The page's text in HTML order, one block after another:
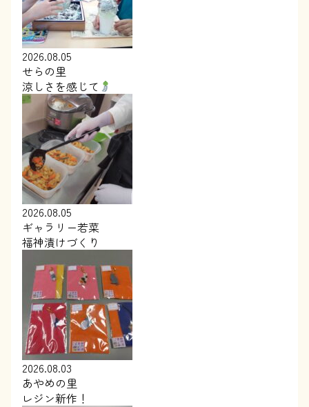
2026.08.05
せらの里
涼しさを感じて
2026.08.05
ギャラリー若菜
福神漬けづくり
2026.08.03
あやめの里
レジン新作！